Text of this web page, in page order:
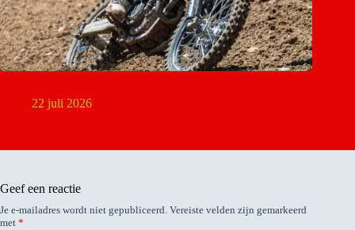
22 juli 2026
Geef een reactie
Je e-mailadres wordt niet gepubliceerd. Vereiste velden zijn gemarkeerd
met *